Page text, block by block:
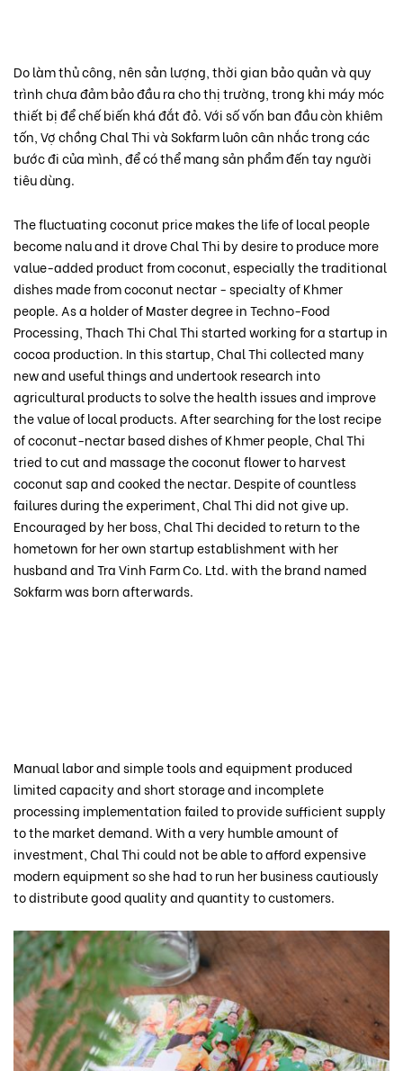
Do làm thủ công, nên sản lượng, thời gian bảo quản và quy
trình chưa đảm bảo đầu ra cho thị trường, trong khi máy móc
thiết bị để chế biến khá đắt đỏ. Với số vốn ban đầu còn khiêm
tốn, Vợ chồng Chal Thi và Sokfarm luôn cân nhắc trong các
bước đi của mình, để có thể mang sản phẩm đến tay người
tiêu dùng.
The fluctuating coconut price makes the life of local people
become nalu and it drove Chal Thi by desire to produce more
value-added product from coconut, especially the traditional
dishes made from coconut nectar - specialty of Khmer
people. As a holder of Master degree in Techno-Food
Processing, Thach Thi Chal Thi started working for a startup in
cocoa production. In this startup, Chal Thi collected many
new and useful things and undertook research into
agricultural products to solve the health issues and improve
the value of local products. After searching for the lost recipe
of coconut-nectar based dishes of Khmer people, Chal Thi
tried to cut and massage the coconut flower to harvest
coconut sap and cooked the nectar. Despite of countless
failures during the experiment, Chal Thi did not give up.
Encouraged by her boss, Chal Thi decided to return to the
hometown for her own startup establishment with her
husband and Tra Vinh Farm Co. Ltd. with the brand named
Sokfarm was born afterwards.
Manual labor and simple tools and equipment produced
limited capacity and short storage and incomplete
processing implementation failed to provide sufficient supply
to the market demand. With a very humble amount of
investment, Chal Thi could not be able to afford expensive
modern equipment so she had to run her business cautiously
to distribute good quality and quantity to customers.